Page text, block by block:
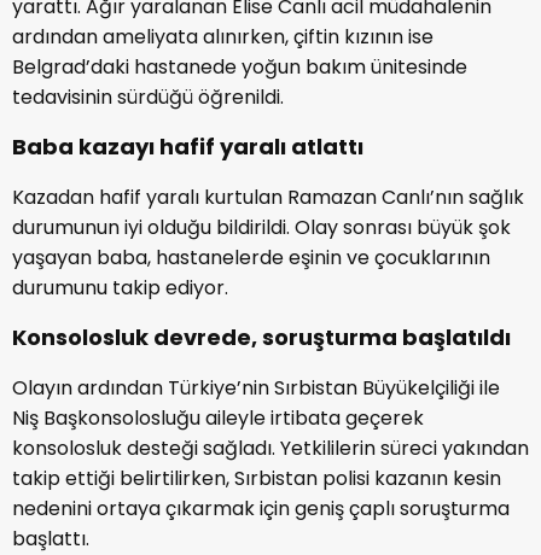
yarattı. Ağır yaralanan Elise Canlı acil müdahalenin
ardından ameliyata alınırken, çiftin kızının ise
Belgrad’daki hastanede yoğun bakım ünitesinde
tedavisinin sürdüğü öğrenildi.
Baba kazayı hafif yaralı atlattı
Kazadan hafif yaralı kurtulan Ramazan Canlı’nın sağlık
durumunun iyi olduğu bildirildi. Olay sonrası büyük şok
yaşayan baba, hastanelerde eşinin ve çocuklarının
durumunu takip ediyor.
Konsolosluk devrede, soruşturma başlatıldı
Olayın ardından Türkiye’nin Sırbistan Büyükelçiliği ile
Niş Başkonsolosluğu aileyle irtibata geçerek
konsolosluk desteği sağladı. Yetkililerin süreci yakından
takip ettiği belirtilirken, Sırbistan polisi kazanın kesin
nedenini ortaya çıkarmak için geniş çaplı soruşturma
başlattı.